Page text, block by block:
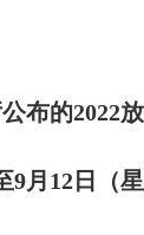
布的2022
9月12日（